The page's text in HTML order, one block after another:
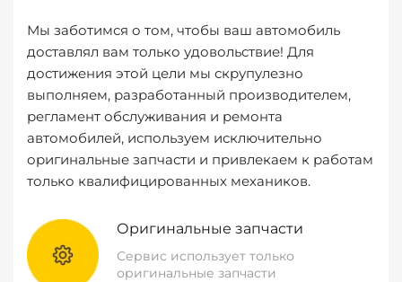
Мы заботимся о том, чтобы ваш автомобиль
доставлял вам только удовольствие! Для
достижения этой цели мы скрупулезно
выполняем, разработанный производителем,
регламент обслуживания и ремонта
автомобилей, используем исключительно
оригинальные запчасти и привлекаем к работам
только квалифицированных механиков.
Оригинальные запчасти
Сервис использует только
оригинальные запчасти